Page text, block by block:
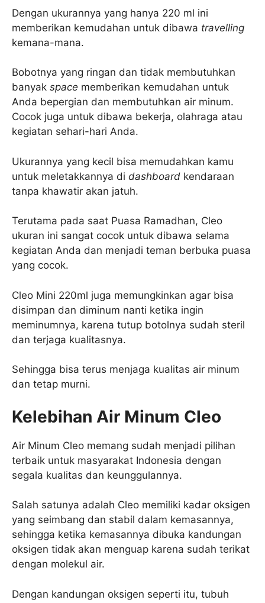
Dengan ukurannya yang hanya 220 ml ini
memberikan kemudahan untuk dibawa travelling
kemana-mana.
Bobotnya yang ringan dan tidak membutuhkan
banyak space memberikan kemudahan untuk
Anda bepergian dan membutuhkan air minum.
Cocok juga untuk dibawa bekerja, olahraga atau
kegiatan sehari-hari Anda.
Ukurannya yang kecil bisa memudahkan kamu
untuk meletakkannya di dashboard kendaraan
tanpa khawatir akan jatuh.
Terutama pada saat Puasa Ramadhan, Cleo
ukuran ini sangat cocok untuk dibawa selama
kegiatan Anda dan menjadi teman berbuka puasa
yang cocok.
Cleo Mini 220ml juga memungkinkan agar bisa
disimpan dan diminum nanti ketika ingin
meminumnya, karena tutup botolnya sudah steril
dan terjaga kualitasnya.
Sehingga bisa terus menjaga kualitas air minum
dan tetap murni.
Kelebihan Air Minum Cleo
Air Minum Cleo memang sudah menjadi pilihan
terbaik untuk masyarakat Indonesia dengan
segala kualitas dan keunggulannya.
Salah satunya adalah Cleo memiliki kadar oksigen
yang seimbang dan stabil dalam kemasannya,
sehingga ketika kemasannya dibuka kandungan
oksigen tidak akan menguap karena sudah terikat
dengan molekul air.
Dengan kandungan oksigen seperti itu, tubuh